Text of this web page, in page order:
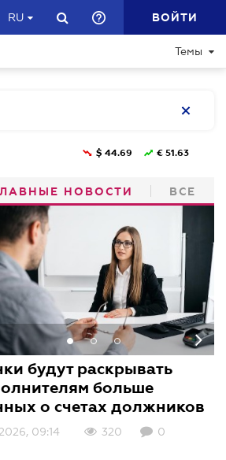
RU ВОЙТИ
Темы
$ 44.69 € 51.63
НОВОСТИ ВСЕ
будут раскрывать
больше
о счетах должников
09:14 320 0
10:01 384 0
09:00 147 0